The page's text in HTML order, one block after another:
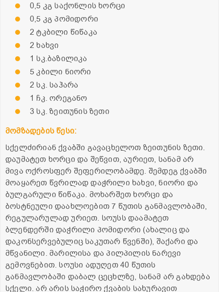
0,5 კგ საქონლის ხორცი
0,5 კგ პომიდორი
2 ტკბილი წიწაკა
2 ხახვი
1 სკ.ბაზილიკა
5 კბილი ნიორი
2 სკ. საჰარა
1 ჩკ. ორეგანო
3 სკ. ზეითუნის ზეთი
მომზადების წესი:
სქელძირიან ქვაბში გავაცხელოთ ზეითუნის ზეთი.
დაუმატეთ ხორცი და შეწვით, აურიეთ, სანამ არ
მივა ოქროსფერ შეფერილობამდე. შემდეგ ქვაბში
მოაყარეთ წვრილად დაჭრილი ხახვი, ნიორი და
ბულგარული წიწაკა. მოხარშეთ ხორცი და
ბოსტნეული დაახლოებით 7 წუთის განმავლობაში,
რეგულარულად ურიეთ. სოუსს დაამატეთ
ბლენდერში დაჭრილი პომიდორი (ახალიც და
დაკონსერვებულიც საკუთარ წვენში), შაქარი და
მწვანილი. მარილისა და პილპილის ნარევი
გემოვნებით. სოუსი ადუღეთ 40 წუთის
განმავლობაში დაბალ ცეცხლზე, სანამ არ გახდება
სქელი. არ არის საჭირო ქვაბის სახურავით